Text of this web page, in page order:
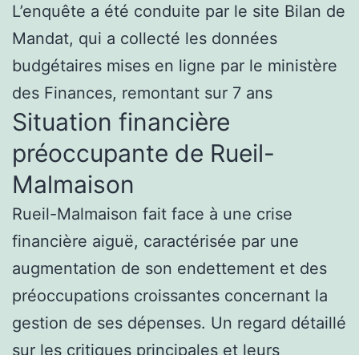
L’enquête a été conduite par le site Bilan de
Mandat, qui a collecté les données
budgétaires mises en ligne par le ministère
des Finances, remontant sur 7 ans
Situation financière
préoccupante de Rueil-
Malmaison
Rueil-Malmaison fait face à une crise
financière aiguë, caractérisée par une
augmentation de son endettement et des
préoccupations croissantes concernant la
gestion de ses dépenses. Un regard détaillé
sur les critiques principales et leurs